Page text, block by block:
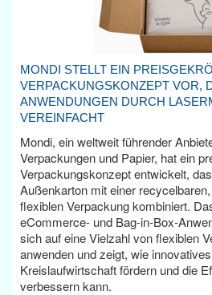
MONDI STELLT EIN
VERPACKUNGSKONZEPT VOR,
ANWENDUNGEN DURCH
VEREINFACHT
Mondi, ein weltweit führender
Verpackungen und Papier, hat ein
Verpackungskonzept entwickelt,
Außenkarton mit einer
flexiblen Verpackung kombiniert.
eCommerce- und Bag-in-Box-
sich auf eine Vielzahl von flexiblen
anwenden und zeigt, wie
Kreislaufwirtschaft fördern und die
verbessern kann.